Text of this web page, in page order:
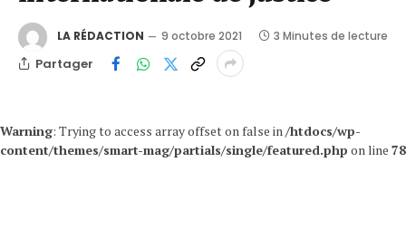
LA RÉDACTION 9 octobre 2021 3 Minutes de lecture
Partager
Warning: Trying to access array offset on false in/htdocs/wp-
content/themes/smart-mag/partials/single/featured.php on line 78